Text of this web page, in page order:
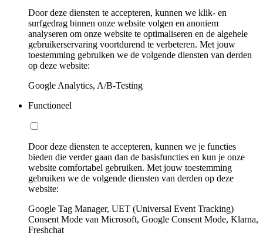
Door deze diensten te accepteren, kunnen we klik- en
surfgedrag binnen onze website volgen en anoniem
analyseren om onze website te optimaliseren en de algehele
gebruikerservaring voortdurend te verbeteren. Met jouw
toestemming gebruiken we de volgende diensten van derden
op deze website:
Google Analytics, A/B-Testing
Functioneel
Door deze diensten te accepteren, kunnen we je functies
bieden die verder gaan dan de basisfuncties en kun je onze
website comfortabel gebruiken. Met jouw toestemming
gebruiken we de volgende diensten van derden op deze
website:
Google Tag Manager, UET (Universal Event Tracking)
Consent Mode van Microsoft, Google Consent Mode, Klarna,
Freshchat